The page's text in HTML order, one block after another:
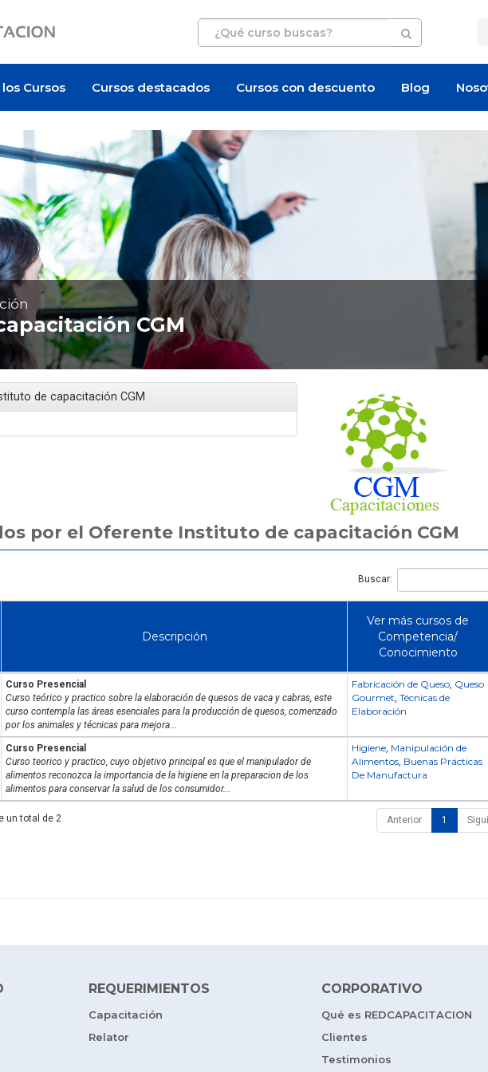
Cursos Cursos destacados Cursos con descuento Blog
CGM
de capacitación CGM
por el Oferente Instituto de capacitación CGM
Buscar:
Descripción
Ver más cursos de
Competencia/
Conocimiento
Curso Presencial
Curso teórico y practico sobre la elaboración de quesos de vaca y cabras, este
curso contempla las áreas esenciales para la producción de quesos, comenzado
por los animales y técnicas para mejora...
Fabricación de Queso Queso
Gourmet Técnicas de
Elaboración
Curso Presencial
Curso teorico y practico, cuyo objetivo principal es que el manipulador de
alimentos reconozca la importancia de la higiene en la preparacion de los
alimentos para conservar la salud de los consumidor...
Higiene Manipulación de
Alimentos Buenas Prácticas
De Manufactura
un total de 2 Anterior 1
de Alimentos en
Normativa y Buenas Prácticas
Manipulación de
Chile:
Capacitación
Artículo
REQUERIMIENTOS
Capacitación
Relator
CORPORATIVO
Qué es REDCAPACITACION
Clientes
Testimonios